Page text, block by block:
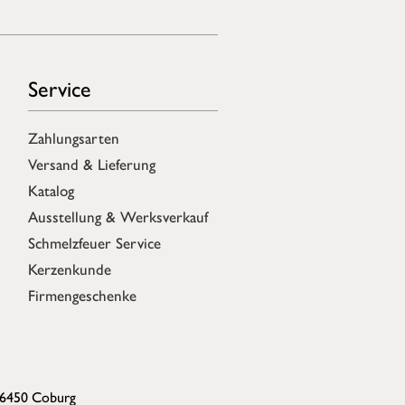
Service
Zahlungsarten
Versand & Lieferung
Katalog
Ausstellung & Werksverkauf
Schmelzfeuer Service
Kerzenkunde
Firmengeschenke
Coburg